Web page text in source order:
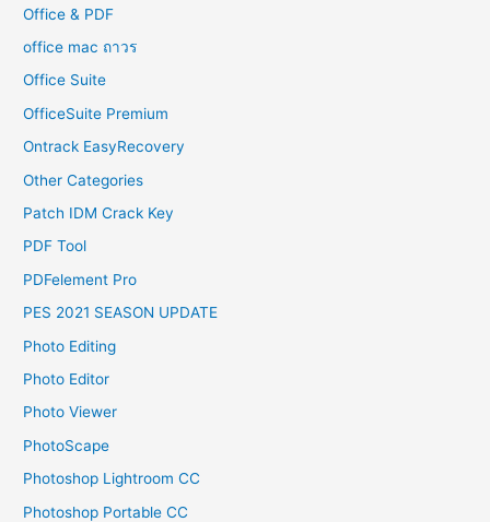
Office & PDF
office mac ถาวร
Office Suite
OfficeSuite Premium
Ontrack EasyRecovery
Other Categories
Patch IDM Crack Key
PDF Tool
PDFelement Pro
PES 2021 SEASON UPDATE
Photo Editing
Photo Editor
Photo Viewer
PhotoScape
Photoshop Lightroom CC
Photoshop Portable CC